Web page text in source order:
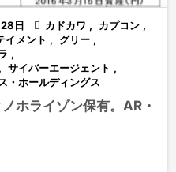
日  カドカワ , カプコン ,
イメント , グリー ,
,
, サイバーエージェント ,
・ホールディングス
ホライゾン保有。AR・